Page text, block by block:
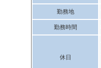
勤務地
勤務時間
休日